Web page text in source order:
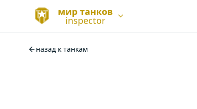
мир танков
inspector
назад к танкам